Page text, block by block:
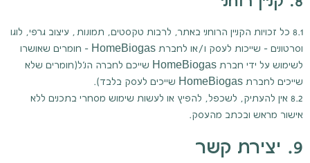
8.1 כל זכויות הקניין הרוחני באתר, לרבות טקסטים, תמונות, עיצוב גרפי, לוגו
וסרטונים – שייכות לעסק ו/או לחברת HomeBiogas – חומרים שאושרו
לשימוש על ידי חברת HomeBiogas שייכם לחברה הנ"ל(חומרים שלא
שייכים לחברת HomeBiogas שייכים לעסק בלבד).
8.2 אין להעתיק, לשכפל, להפיץ או לעשות שימוש מסחרי בתכנים ללא
אישור מראש ובכתב מהעסק.
9. יצירת קשר